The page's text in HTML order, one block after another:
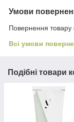
Умови
Повернення товару
Всі умови
Подібні товари